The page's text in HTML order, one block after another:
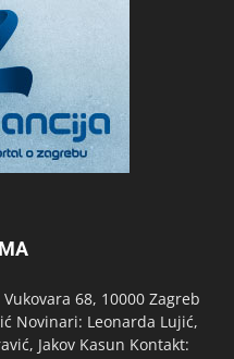
68, 10000 Zagreb
Novinari: Leonarda Lujić,
Jakov Kasun Kontakt: